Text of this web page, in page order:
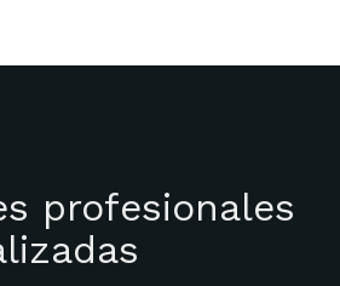
profesionales